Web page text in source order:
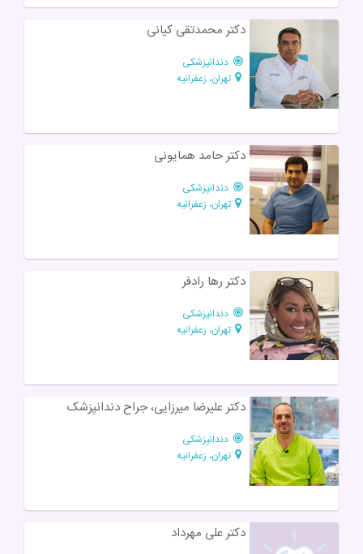
دکتر محمدتقی کیانی
دندانپزشکی
تهران، زعفرانیه
دکتر حامد همایونی
دندانپزشکی
تهران، زعفرانیه
دکتر رها رادفر
دندانپزشکی
تهران، زعفرانیه
دکتر علیرضا میرزایی، جراح دندانپزشک
دندانپزشکی
تهران، زعفرانیه
دکتر علی مهرداد